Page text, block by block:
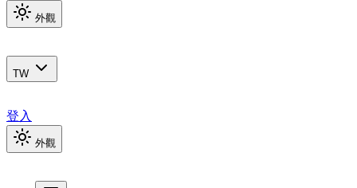
外觀
TW
登入
外觀